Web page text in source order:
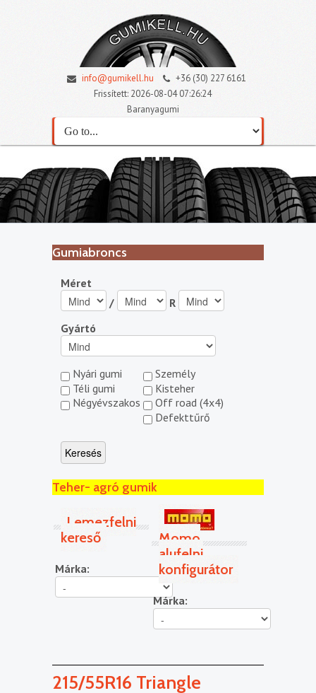
info@gumikell.hu
+36 (30) 227 6161
Frissített: 2026-08-04 07:26:24
Baranyagumi
Gumiabroncs
Méret
/
R
Gyártó
Nyári gumi
Téli gumi
Négyévszakos
Személy
Kisteher
Off road (4x4)
Defekttűrő
Teher- agró gumik
Lemezfelni
kereső
Márka:
Momo
alufelni
konfigurátor
Márka:
215/55R16 Triangle